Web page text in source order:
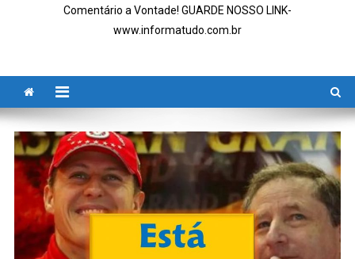
Comentário a Vontade! GUARDE NOSSO LINK-
www.informatudo.com.br